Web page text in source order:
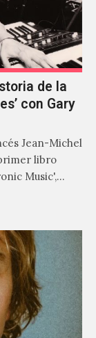
de la
con Gary
Jean-Michel
libro
Music',